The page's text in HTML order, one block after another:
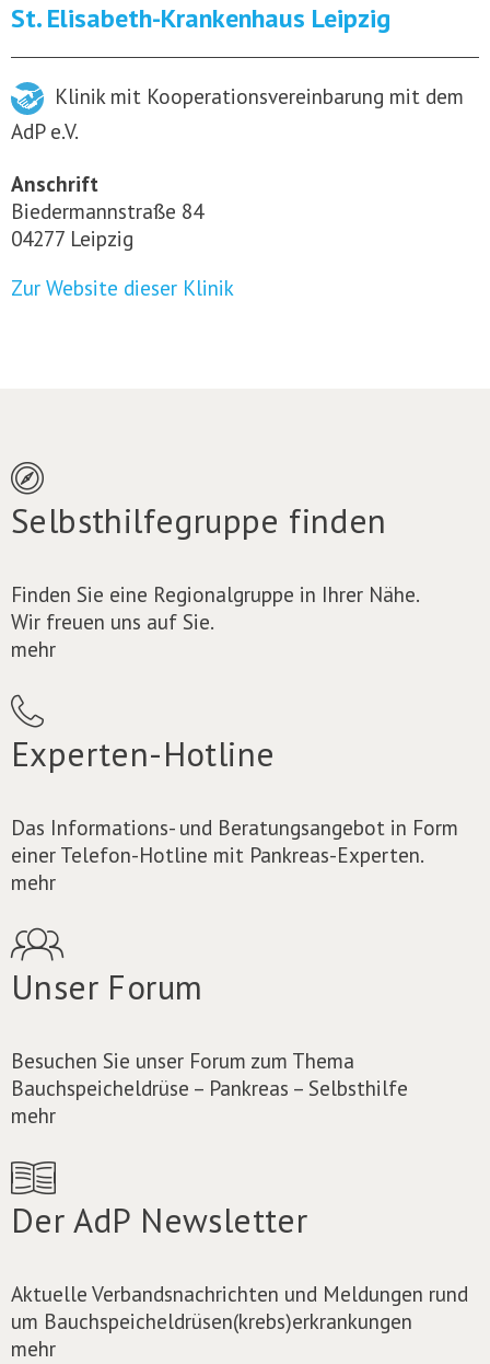
St. Elisabeth-Krankenhaus Leipzig
Klinik mit Kooperationsvereinbarung mit dem
AdP e.V.
Anschrift
Biedermannstraße 84
04277 Leipzig
Zur Website dieser Klinik
Selbsthilfegruppe finden
Finden Sie eine Regionalgruppe in Ihrer Nähe.
Wir freuen uns auf Sie.
mehr
Experten-Hotline
Das Informations- und Beratungsangebot in Form
einer Telefon-Hotline mit Pankreas-Experten.
mehr
Unser Forum
Besuchen Sie unser Forum zum Thema
Bauchspeicheldrüse – Pankreas – Selbsthilfe
mehr
Der AdP Newsletter
Aktuelle Verbandsnachrichten und Meldungen rund
um Bauchspeicheldrüsen(krebs)erkrankungen
mehr